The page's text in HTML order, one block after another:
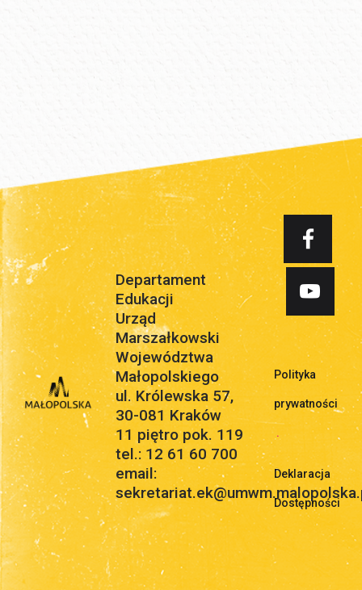
Departament
Edukacji
Urząd
Marszałkowski
Województwa
Małopolskiego
ul. Królewska 57,
30-081 Kraków
11 piętro pok. 119
tel.: 12 61 60 700
email:
Polityka
prywatności
.
Deklaracja
Dostępności